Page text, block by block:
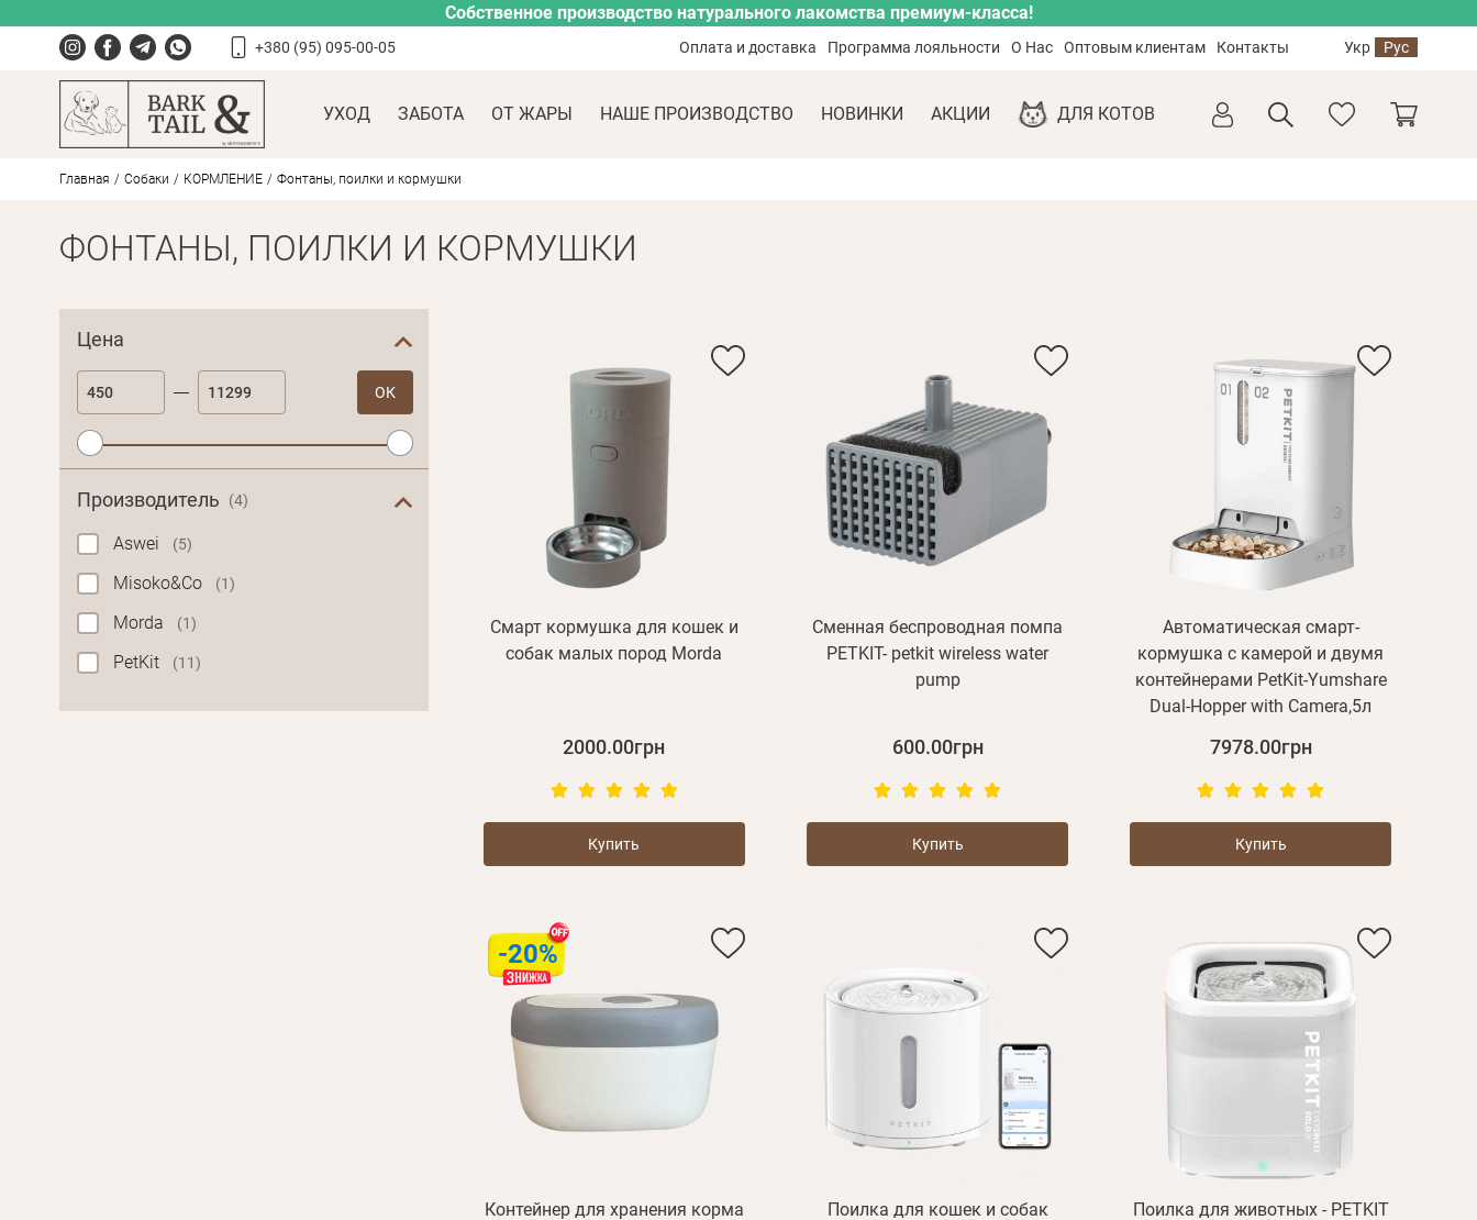
Собственное производство натурального лакомства премиум-класса!
+380 (95) 095-00-05 Оплата и доставка Программа лояльности О Нас Оптовым клиентам Контакты Укр Рус
УХОД ЗАБОТА ОТ ЖАРЫ НАШЕ ПРОИЗВОДСТВО НОВИНКИ АКЦИИ ДЛЯ КОТОВ
Главная Собаки КОРМЛЕНИЕ Фонтаны, поилки и кормушки
ФОНТАНЫ, ПОИЛКИ И КОРМУШКИ
Цена
ОК
Производитель (4)
Aswei (5)
Misoko&Co (1)
Morda (1)
PetKit (11)
Смарт кормушка для кошек и
собак малых пород Morda
2000.00грн
Купить
Сменная беспроводная помпа
PETKIT- petkit wireless water
pump
600.00грн
Купить
Автоматическая смарт-
кормушка с камерой и двумя
контейнерами PetKit-Yumshare
Dual-Hopper with Camera,5л
7978.00грн
Купить
-20%
Контейнер для хранения корма
Поилка для кошек и собак
Поилка для животных - PETKIT